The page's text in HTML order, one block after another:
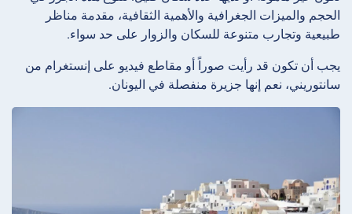
الحجم والميزات الجغرافية والأهمية الثقافية، مقدمة مناظر
طبيعية وتجارب متنوعة للسكان والزوار على حد سواء.
يجب أن تكون قد رأيت صوراً أو مقاطع فيديو على إنستغرام من
سانتوريني، نعم إنها جزيرة منفصلة في اليونان.